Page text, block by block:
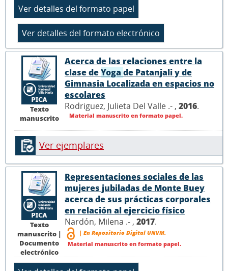
Texto
manuscrito
Acerca de las relaciones entre la
clase deYoga de Patanjali y de
Gimnasia Localizada en espacios no
escolares
Rodriguez, Julieta Del Valle .- , 2016.
Material manuscrito en formato papel.
Ver ejemplares
Texto
manuscrito |
Documento
electrónico
Representaciones sociales de las
mujeres jubiladas de Monte Buey
acerca de sus prácticas corporales
en relación al ejercicio físico
Nardón, Milena .- , 2017.
| En Repositorio Digital UNVM.
Material manuscrito en formato papel.